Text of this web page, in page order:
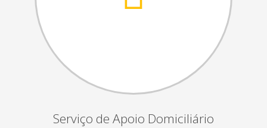
Serviço de Apoio Domiciliário